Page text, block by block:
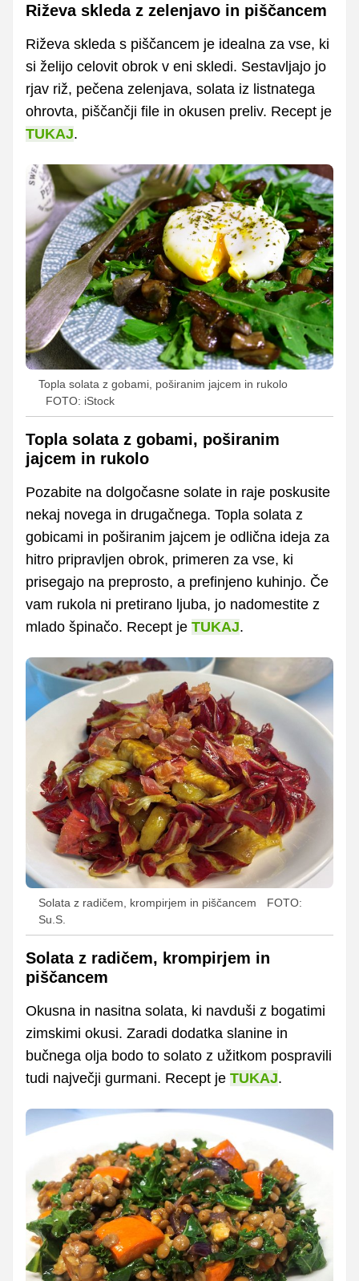
Riževa skleda z zelenjavo in piščancem
Riževa skleda s piščancem je idealna za vse, ki
si želijo celovit obrok v eni skledi. Sestavljajo jo
rjav riž, pečena zelenjava, solata iz listnatega
ohrovta, piščančji file in okusen preliv. Recept je
TUKAJ.
Topla solata z gobami, poširanim jajcem in rukolo
FOTO: iStock
Topla solata z gobami, poširanim
jajcem in rukolo
Pozabite na dolgočasne solate in raje poskusite
nekaj novega in drugačnega. Topla solata z
gobicami in poširanim jajcem je odlična ideja za
hitro pripravljen obrok, primeren za vse, ki
prisegajo na preprosto, a prefinjeno kuhinjo. Če
vam rukola ni pretirano ljuba, jo nadomestite z
mlado špinačo. Recept je TUKAJ.
Solata z radičem, krompirjem in piščancem
FOTO:
Su.S.
Solata z radičem, krompirjem in
piščancem
Okusna in nasitna solata, ki navduši z bogatimi
zimskimi okusi. Zaradi dodatka slanine in
bučnega olja bodo to solato z užitkom pospravili
tudi največji gurmani. Recept je TUKAJ.